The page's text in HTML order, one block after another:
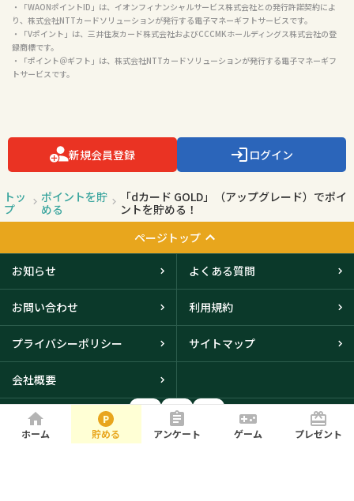
ホーム 貯める アンケート ゲーム プレゼント
・「WAONポイントID」は、イオンフィナンシャルサービス株式会社との発行許諾契約によ
り、株式会社NTTカードソリューションが発行する電子マネーギフトサービスです。
・「Vポイント」は、三井住友カード株式会社およびCCCMKホールディングス株式会社の登
録商標です。
・「ポイント＠ギフト」は、株式会社NTTカードソリューションが発行する電子マネーギフ
トサービスです。
新規会員登録 ログイン
トッ
プ
ポイントを貯
める
「dカード GOLD」（アップグレード）でポイ
ントを貯める！
ページトップ
お知らせ よくある質問
お問い合わせ 利用規約
プライバシーポリシー サイトマップ
会社概要